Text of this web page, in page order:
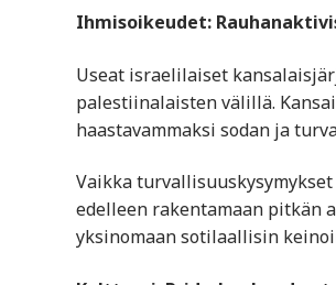
Ihmisoikeudet:
Useat israelilaiset
palestiinalaisten välillä.
haastavammaksi sodan ja
Vaikka
edelleen rakentamaan pitkän
yksinomaan sotilaallisin